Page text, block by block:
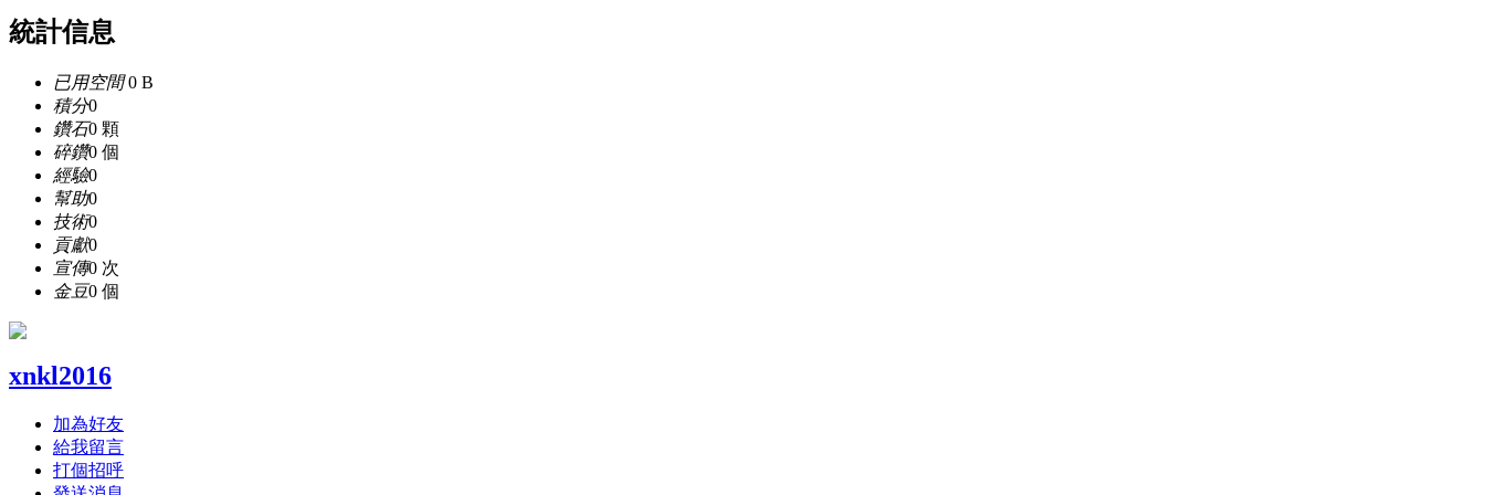
統計信息
已用空間0 B
積分0
鑽石0 顆
碎鑽0 個
經驗0
幫助0
技術0
貢獻0
宣傳0 次
金豆0 個
xnkl2016
加為好友
給我留言
打個招呼